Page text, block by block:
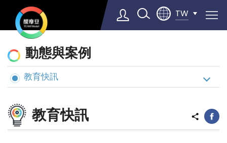
TW
▼
態
與
案
例
動態與案例
教育快訊
教育快訊